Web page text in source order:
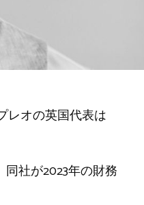
レオの英国代表は
社が2023年の財務